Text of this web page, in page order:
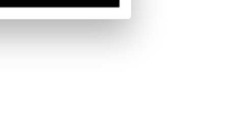
od 44 818 Kč